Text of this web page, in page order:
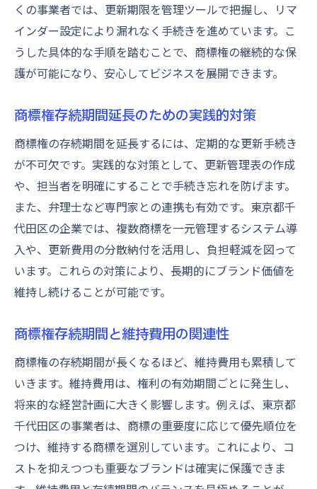
くの事業者では、更新期限を管理ツールで把握し、リマ
インダー設定により漏れなく手続きを進めています。こ
うした具体的な手順を踏むことで、商標権の継続的な保
護が可能になり、安心してビジネスを展開できます。
商標権存続期間延長のための実践的対策
商標権の存続期間を延長するには、定期的な更新手続き
が不可欠です。実践的な対策として、更新管理表の作成
や、担当者を明確にすることで手続き忘れを防げます。
また、弁理士など専門家との連携も有効です。東京都千
代田区の企業では、複数商標を一元管理するシステム導
入や、更新費用の分散納付を活用し、負担軽減を図って
います。これらの対策により、長期的にブランド価値を
維持し続けることが可能です。
商標権存続期間と維持費用の関連性
商標権の存続期間が長くなるほど、維持費用も累積して
いきます。維持費用は、権利の有効期間ごとに発生し、
将来的な経営計画に大きく影響します。例えば、東京都
千代田区の事業者は、商標の重要度に応じて優先順位を
つけ、維持する商標を選別しています。これにより、コ
ストを抑えつつも重要なブランドは確実に保護できま